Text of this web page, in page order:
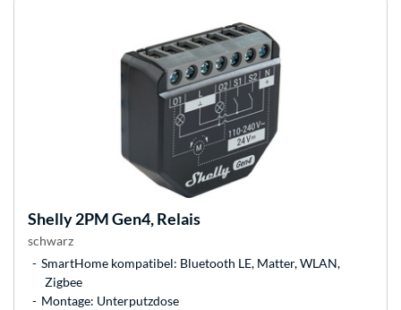
Shelly2PM Gen4, Relais
schwarz
SmartHome kompatibel: Bluetooth LE, Matter, WLAN,
Zigbee
Montage: Unterputzdose